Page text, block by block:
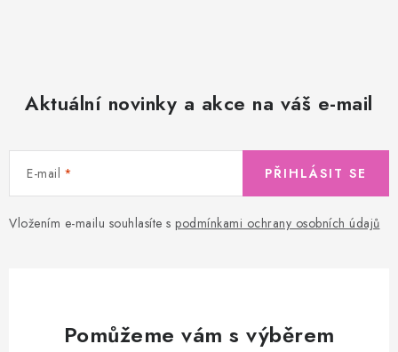
Aktuální novinky a akce na váš e-mail
E-mail
Vložením e-mailu souhlasíte s podmínkami ochrany osobních údajů
PŘIHLÁSIT SE
Pomůžeme vám s výběrem